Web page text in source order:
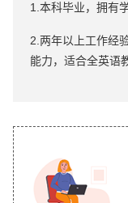
1.本科毕业，拥有
2.两年以上工作经
能力，适合全英语